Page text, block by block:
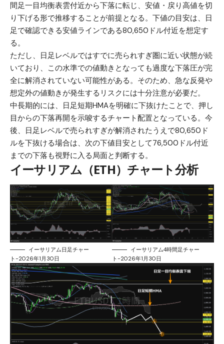
間足一目均衡表雲付近から下落に転じ、安値・戻り高値を切
り下げる形で推移することが前提となる。下値の目安は、日
足で確認できる安値ラインである80,650ドル付近を想定す
る。
ただし、日足レベルではすでに売られすぎ圏に近い状態が続
いており、この水準での値動きとなっても過度な下落圧が完
全に解消されていない可能性がある。そのため、急な反発や
想定外の値動きが発生するリスクには十分注意が必要だ。
中長期的には、日足短期HMAを明確に下抜けたことで、押し
目からの下落再開を示唆するチャート配置となっている。今
後、日足レベルで売られすぎが解消されたうえで80,650ド
ルを下抜ける場合は、次の下値目安として76,500ドル付近
までの下落も視野に入る局面と判断する。
イーサリアム（ETH）チャート分析
イーサリアム日足チャー
ト-2026年1月30日
イーサリアム4時間足チャー
ト-2026年1月30日